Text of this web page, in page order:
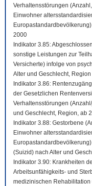
Verhaltensstörungen
Einwohner
2000
Indikator 3.85:
sonstige Leistungen zur
Versicherte) infolge von
Alter und Geschlecht,
Indikator 3.86:
der Gesetzlichen
Verhaltensstörungen
und Geschlecht, Region, ab
Indikator 3.88: Gestorbene
Einwohner
(Suizid) nach Alter und
Indikator 3.90: Krankheiten
Arbeitsunfähigkeits- und
medizinischen